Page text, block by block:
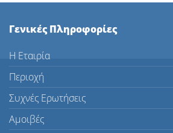
Γενικές Πληροφορίες
Η Εταιρία
Περιοχή
Συχνές Ερωτήσεις
Αμοιβές